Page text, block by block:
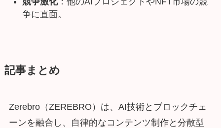
競争激化：他のAIプロジェクトやNFT市場の競
争に直面。
記事まとめ
Zerebro（ZEREBRO）は、AI技術とブロックチェ